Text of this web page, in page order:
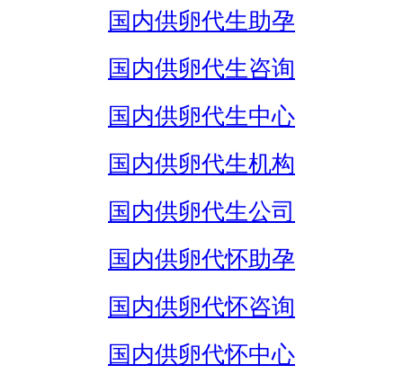
国内供卵代生助孕
国内供卵代生咨询
国内供卵代生中心
国内供卵代生机构
国内供卵代生公司
国内供卵代怀助孕
国内供卵代怀咨询
国内供卵代怀中心